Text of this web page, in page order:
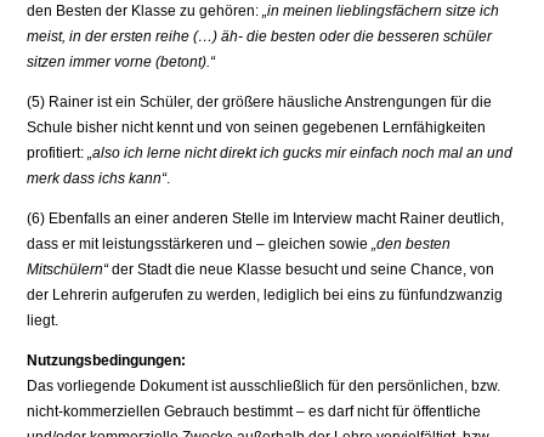
den Besten der Klasse zu gehören:„in meinen lieblingsfächern sitze ich
meist, in der ersten reihe (…) äh- die besten oder die besseren schüler
sitzen immer vorne (betont).“
(5) Rainer ist ein Schüler, der größere häusliche Anstrengungen für die
Schule bisher nicht kennt und von seinen gegebenen Lernfähigkeiten
profitiert:„also ich lerne nicht direkt ich gucks mir einfach noch mal an und
merk dass ichs kann“.
(6) Ebenfalls an einer anderen Stelle im Interview macht Rainer deutlich,
dass er mit leistungsstärkeren und – gleichen sowie„den besten
Mitschülern“der Stadt die neue Klasse besucht und seine Chance, von
der Lehrerin aufgerufen zu werden, lediglich bei eins zu fünfundzwanzig
liegt.
Nutzungsbedingungen:
Das vorliegende Dokument ist ausschließlich für den persönlichen, bzw.
nicht-kommerziellen Gebrauch bestimmt – es darf nicht für öffentliche